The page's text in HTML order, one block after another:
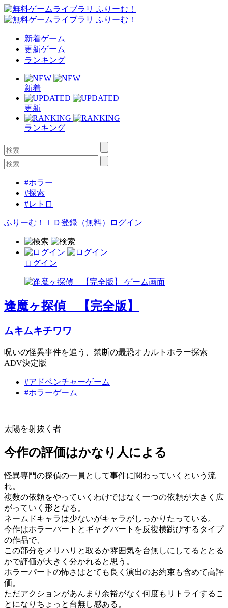
新着ゲーム
更新ゲーム
ランキング
新着
更新
ランキング
#ホラー
#探索
#レトロ
ふりーむ！ＩＤ登録（無料） ログイン
ログイン
逢魔ヶ探偵 【完全版】
ムキムキチワワ
呪いの怪異事件を追う、禁断の最恐オカルトホラー探索
ADV決定版
#アドベンチャーゲーム
#ホラーゲーム
太陽を射抜く者
今作の評価はかなり人による
怪異専門の探偵の一員として事件に関わっていくという流
れ。
複数の依頼をやっていくわけではなく一つの依頼が大きく広
がっていく形となる。
ネームドキャラは少ないがキャラがしっかりたっている。
今作はホラーパートとギャグパートを反復横跳びするタイプ
の作品で、
この部分をメリハリと取るか雰囲気を台無しにしてるととる
かで評価が大きく分かれると思う。
ホラーパートの怖さはとても良く演出のお約束も含めて高評
価。
ただアクションがあんまり余裕がなく何度もリトライするこ
とになりちょっと台無し感ある。